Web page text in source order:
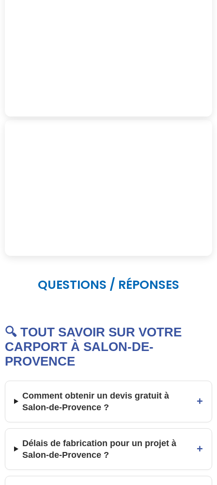
QUESTIONS / RÉPONSES
🔍 TOUT SAVOIR SUR VOTRE
CARPORT À SALON-DE-
PROVENCE
Comment obtenir un devis gratuit à
Salon-de-Provence ?
+
Délais de fabrication pour un projet à
Salon-de-Provence ?
+